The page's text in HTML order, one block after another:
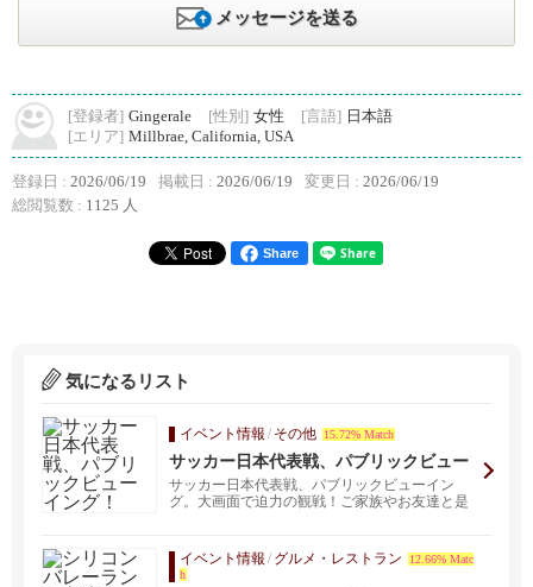
メッセージを送る
[登録者] Gingerale [性別] 女性 [言語] 日本語
[エリア] Millbrae, California, USA
登録日 : 2026/06/19 掲載日 : 2026/06/19 変更日 : 2026/06/19
総閲覧数 : 1125 人
Share
気になるリスト
イベント情報 / その他 15.72% Match
サッカー日本代表戦、パブリックビュー
イング！
サッカー日本代表戦、パブリックビューイン
グ。大画面で迫力の観戦！ご家族やお友達と是
イベント情報 / グルメ・レストラン
12.66% Matc
h